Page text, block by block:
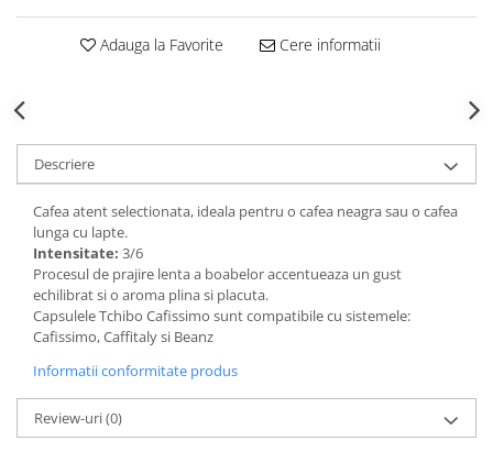
Adauga la Favorite Cere informatii
Descriere
Cafea atent selectionata, ideala pentru o cafea neagra sau o cafea
lunga cu lapte.
Intensitate: 3/6
Procesul de prajire lenta a boabelor accentueaza un gust
echilibrat si o aroma plina si placuta.
Capsulele Tchibo Cafissimo sunt compatibile cu sistemele:
Cafissimo, Caffitaly si Beanz
Informatii conformitate produs
Review-uri(0)